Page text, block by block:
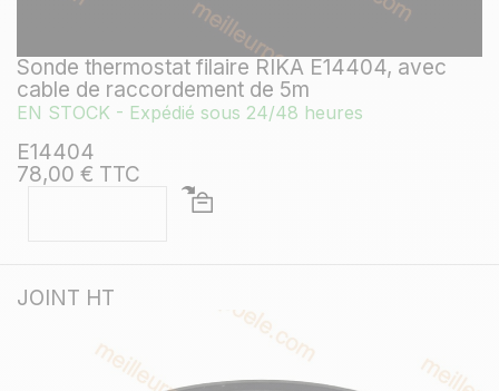
Sonde thermostat filaire RIKA E14404, avec
cable de raccordement de 5m
EN STOCK - Expédié sous 24/48 heures
E14404
78,00 € TTC
JOINT HT